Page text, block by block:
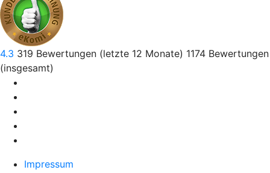
4.3 319 Bewertungen (letzte 12 Monate) 1174 Bewertungen
(insgesamt)
Impressum